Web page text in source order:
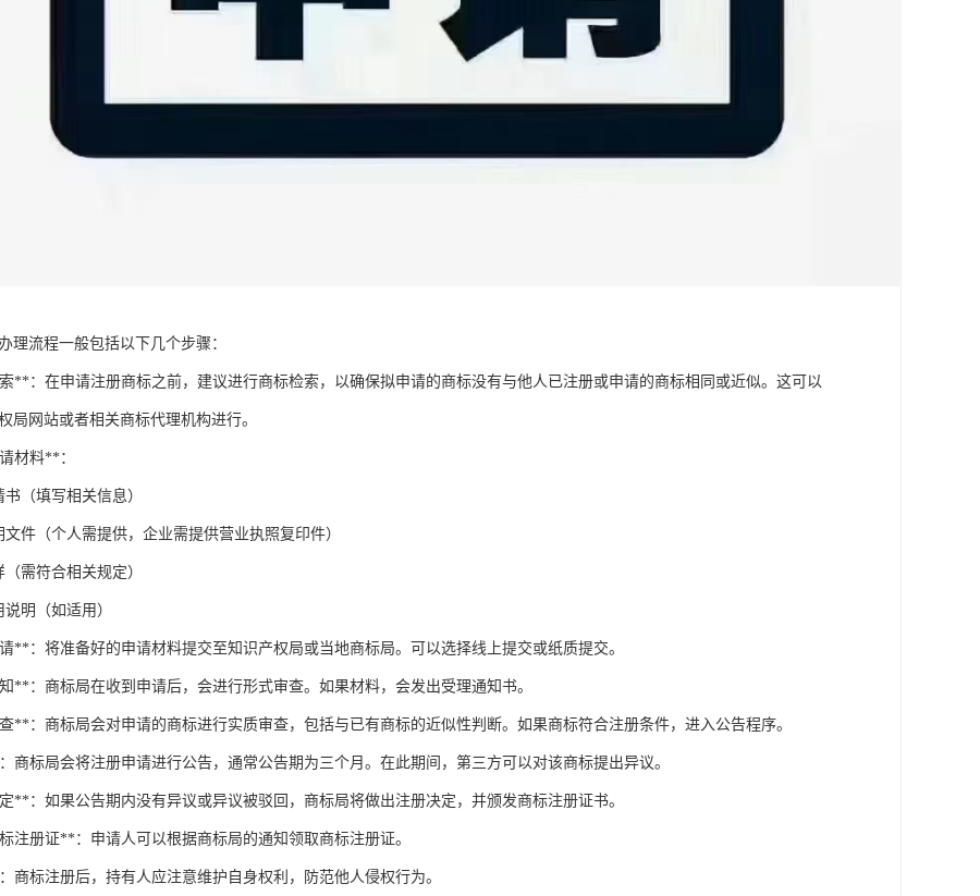
理流程一般包括以下几个步骤：
**：在申请注册商标之前，建议进行商标检索，以确保拟申请的商标没有与他人已注册或申请的商标相同或近似。这可以
局网站或者相关商标代理机构进行。
材料**：
（填写相关信息）
件（个人需提供，企业需提供营业执照复印件）
需符合相关规定）
明（如适用）
**：将准备好的申请材料提交至知识产权局或当地商标局。可以选择线上提交或纸质提交。
**：商标局在收到申请后，会进行形式审查。如果材料，会发出受理通知书。
**：商标局会对申请的商标进行实质审查，包括与已有商标的近似性判断。如果商标符合注册条件，进入公告程序。
商标局会将注册申请进行公告，通常公告期为三个月。在此期间，第三方可以对该商标提出异议。
**：如果公告期内没有异议或异议被驳回，商标局将做出注册决定，并颁发商标注册证书。
注册证**：申请人可以根据商标局的通知领取商标注册证。
商标注册后，持有人应注意维护自身权利，防范他人侵权行为。